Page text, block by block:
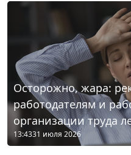
Осторожно, жара:
работодателям и
организации труда
13:4331 июля 2026